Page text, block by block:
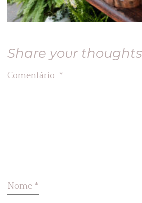
Share your thoughts
Comentário *
Nome *